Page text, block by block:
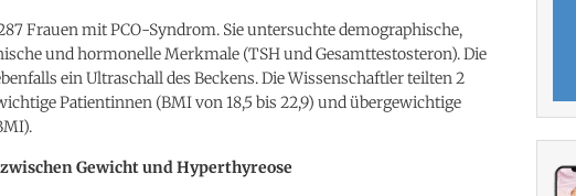
Frauen mit PCO-Syndrom. Sie untersuchte demographische,
und hormonelle Merkmale (TSH und Gesamttestosteron). Die
ein Ultraschall des Beckens. Die Wissenschaftler teilten 2
Patientinnen (BMI von 18,5 bis 22,9) und übergewichtige
Gewicht und Hyperthyreose